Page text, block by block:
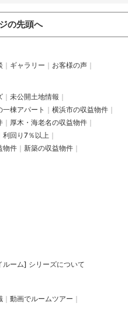
の先頭へ
ギャラリー
お客様の声
未公開土地情報
一棟アパート
横浜市の収益物件
厚木・海老名の収益物件
利回り7％以上
物件
新築の収益物件
ーム] シリーズについて
動画でルームツアー